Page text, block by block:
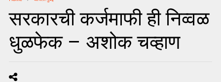
सरकारची कर्जमाफी ही निव्वळ
धुळफेक – अशोक चव्हाण